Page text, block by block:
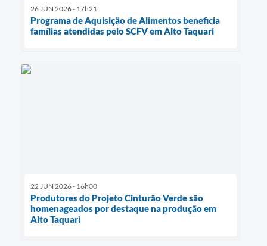
26 JUN 2026 - 17h21
Programa de Aquisição de Alimentos beneficia
famílias atendidas pelo SCFV em Alto Taquari
22 JUN 2026 - 16h00
Produtores do Projeto Cinturão Verde são
homenageados por destaque na produção em
Alto Taquari